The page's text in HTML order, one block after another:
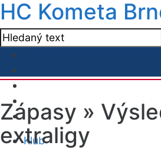
HC Kometa
Klub
Zápasy »
extraligy